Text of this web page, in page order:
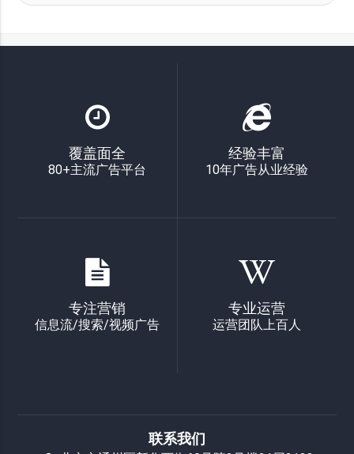
覆盖面全
80+主流广告平台
经验丰富
10年广告从业经验
专注营销
信息流/搜索/视频广告
专业运营
运营团队上百人
联系我们